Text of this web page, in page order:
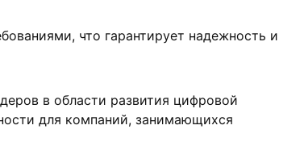
что гарантирует надежность и
в области развития цифровой
для компаний, занимающихся